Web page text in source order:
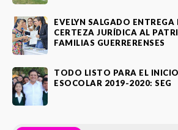
EVELYN SALGADO ENTREGA
CERTEZA JURÍDICA AL
FAMILIAS GUERRERENSES
TODO LISTO PARA EL
ESOCOLAR 2019-2020: SEG